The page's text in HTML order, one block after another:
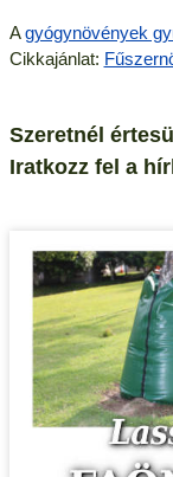
Agyógynövények
Cikkajánlat:
Szeretnél
Iratkozz fel a